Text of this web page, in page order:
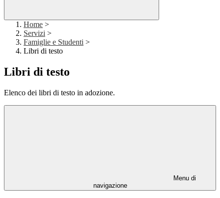
Home >
Servizi >
Famiglie e Studenti >
Libri di testo
Libri di testo
Elenco dei libri di testo in adozione.
Menu di
navigazione